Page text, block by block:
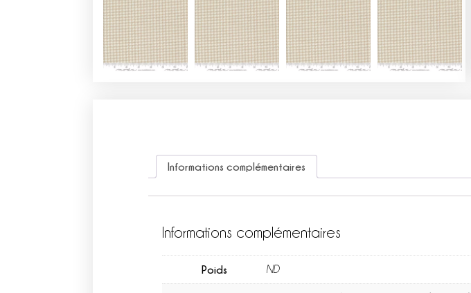
Informations complémentaires
Informations complémentaires
Poids ND